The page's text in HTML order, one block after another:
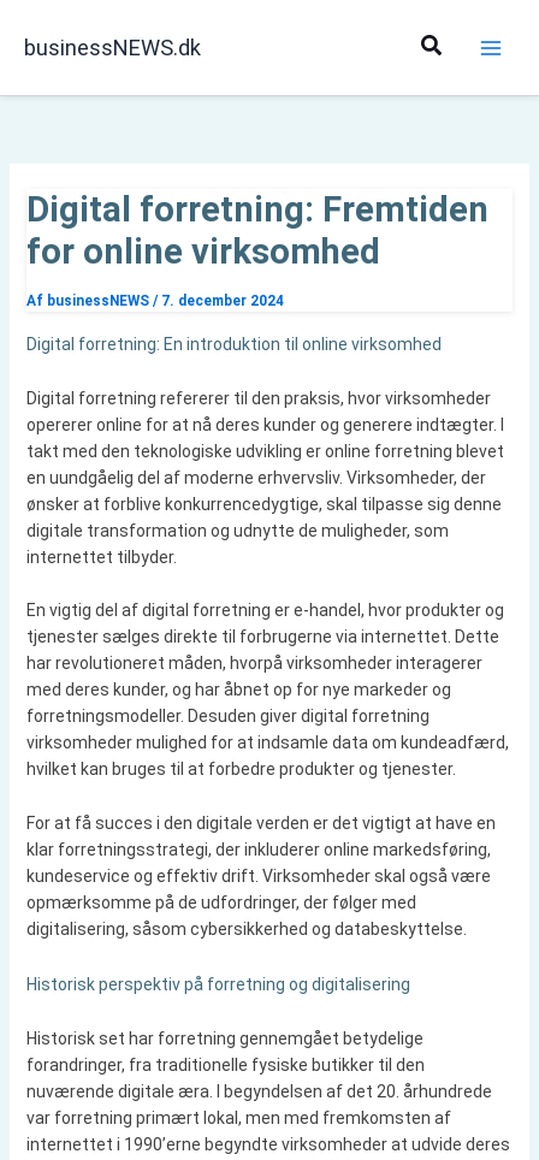
businessNEWS.dk Søg
Digital forretning: Fremtiden
for online virksomhed
Af businessNEWS / 7. december 2024
Digital forretning: En introduktion til online virksomhed
Digital forretning refererer til den praksis, hvor virksomheder
opererer online for at nå deres kunder og generere indtægter. I
takt med den teknologiske udvikling er online forretning blevet
en uundgåelig del af moderne erhvervsliv. Virksomheder, der
ønsker at forblive konkurrencedygtige, skal tilpasse sig denne
digitale transformation og udnytte de muligheder, som
internettet tilbyder.
En vigtig del af digital forretning er e-handel, hvor produkter og
tjenester sælges direkte til forbrugerne via internettet. Dette
har revolutioneret måden, hvorpå virksomheder interagerer
med deres kunder, og har åbnet op for nye markeder og
forretningsmodeller. Desuden giver digital forretning
virksomheder mulighed for at indsamle data om kundeadfærd,
hvilket kan bruges til at forbedre produkter og tjenester.
For at få succes i den digitale verden er det vigtigt at have en
klar forretningsstrategi, der inkluderer online markedsføring,
kundeservice og effektiv drift. Virksomheder skal også være
opmærksomme på de udfordringer, der følger med
digitalisering, såsom cybersikkerhed og databeskyttelse.
Historisk perspektiv på forretning og digitalisering
Historisk set har forretning gennemgået betydelige
forandringer, fra traditionelle fysiske butikker til den
nuværende digitale æra. I begyndelsen af det 20. århundrede
var forretning primært lokal, men med fremkomsten af
internettet i 1990’erne begyndte virksomheder at udvide deres